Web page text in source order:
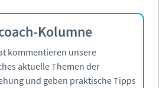
Kolumne
kommentieren unsere
aktuelle Themen der
und geben praktische Tipps